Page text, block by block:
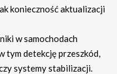
konieczność aktualizacji
w samochodach
tym detekcję przeszkód,
systemy stabilizacji.